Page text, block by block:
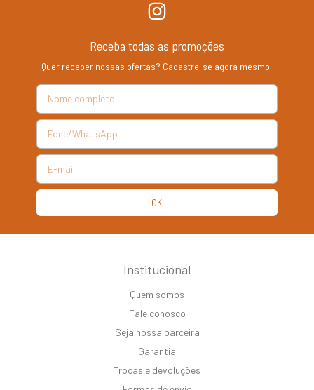
Receba todas as promoções
Quer receber nossas ofertas? Cadastre-se agora mesmo!
Institucional
Quem somos
Fale conosco
Seja nossa parceira
Garantia
Trocas e devoluções